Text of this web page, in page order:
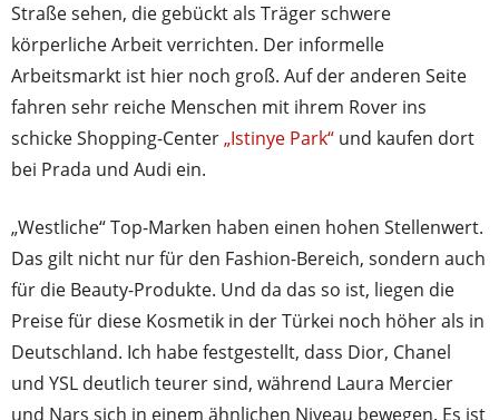
Straße sehen, die gebückt als Träger schwere
körperliche Arbeit verrichten. Der informelle
Arbeitsmarkt ist hier noch groß. Auf der anderen Seite
fahren sehr reiche Menschen mit ihrem Rover ins
schicke Shopping-Center„Istinye Park“ und kaufen dort
bei Prada und Audi ein.
„Westliche“ Top-Marken haben einen hohen Stellenwert.
Das gilt nicht nur für den Fashion-Bereich, sondern auch
für die Beauty-Produkte. Und da das so ist, liegen die
Preise für diese Kosmetik in der Türkei noch höher als in
Deutschland. Ich habe festgestellt, dass Dior, Chanel
und YSL deutlich teurer sind, während Laura Mercier
und Nars sich in einem ähnlichen Niveau bewegen. Es ist